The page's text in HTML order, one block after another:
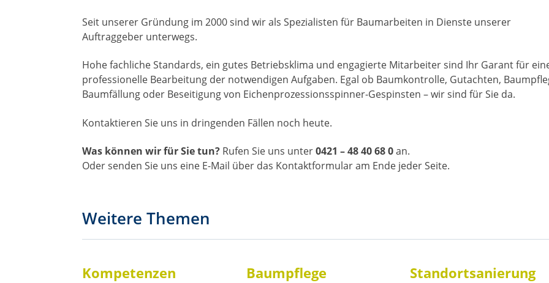
Seit unserer Gründung im 2000 sind wir als Spezialisten für Baumarbeiten in Dienste unserer
Auftraggeber unterwegs.
Hohe fachliche Standards, ein gutes Betriebsklima und engagierte Mitarbeiter sind Ihr Garant für
professionelle Bearbeitung der notwendigen Aufgaben. Egal ob Baumkontrolle, Gutachten,
Baumfällung oder Beseitigung von Eichenprozessionsspinner-Gespinsten – wir sind für Sie da.
Kontaktieren Sie uns in dringenden Fällen noch heute.
Was können wir für Sie tun? Rufen Sie uns unter0421 – 48 40 68 0an.
Oder senden Sie uns eine E-Mail über das Kontaktformular am Ende jeder Seite.
Weitere Themen
Kompetenzen Baumpflege Standortsanierung